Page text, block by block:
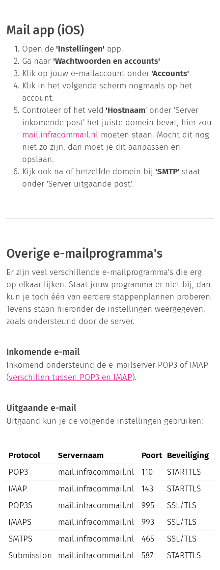
Mail app (iOS)
Open de 'Instellingen' app.
Ga naar 'Wachtwoorden en accounts'
Klik op jouw e-mailaccount onder'Accounts'
Klik in het volgende scherm nogmaals op het
account.
Controleer of het veld 'Hostnaam' onder 'Server
inkomende post' het juiste domein bevat, hier zou
mail.infracommail.nlmoeten staan. Mocht dit nog
niet zo zijn, dan moet je dit aanpassen en
opslaan.
Kijk ook na of hetzelfde domein bij 'SMTP' staat
onder 'Server uitgaande post'.
Overige e-mailprogramma's
Er zijn veel verschillende e-mailprogramma's die erg
op elkaar lijken. Staat jouw programma er niet bij, dan
kun je toch één van eerdere stappenplannen proberen.
Tevens staan hieronder de instellingen weergegeven,
zoals ondersteund door de server.
Inkomende e-mail
Inkomend ondersteund de e-mailserver POP3 of IMAP
(verschillen tussen POP3 en IMAP).
Uitgaande e-mail
Uitgaand kun je de volgende instellingen gebruiken:
Protocol Servernaam Poort Beveiliging
POP3
mail.infracommail.nl 110
STARTTLS
IMAP
mail.infracommail.nl 143
STARTTLS
POP3S
mail.infracommail.nl 995
SSL/TLS
IMAPS
mail.infracommail.nl 993
SSL/TLS
SMTPS
mail.infracommail.nl 465
SSL/TLS
Submission
mail.infracommail.nl 587 STARTTLS